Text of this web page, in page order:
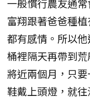
一般慣行農友通
富翔跟著爸爸種
都有感情。所以
桶裡隔天再帶到
將近兩個月，只
鞋戴上頭燈，就往